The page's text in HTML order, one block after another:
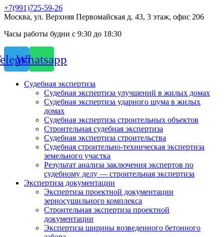
+7(991)725-59-26
Москва, ул. Верхняя Первомайская д. 43, 3 этаж, офис 206
Часы работы будни с 9:30 до 18:30
Whatsapp
Судебная экспертиза
Судебная экспертиза улучшений в жилых домах
Судебная экспертиза ударного шума в жилых
домах
Судебная экспертиза строительных объектов
Строительная судебная экспертиза
Судебная экспертиза строительства
Судебная строительно-техническая экспертиза
земельного участка
Результат анализа заключения экспертов по
судебному делу — строительная экспертиза
Экспертиза документации
Экспертиза проектной документации
зерносушильного комплекса
Строительная экспертиза проектной
документации
Экспертиза ширины возведенного бетонного